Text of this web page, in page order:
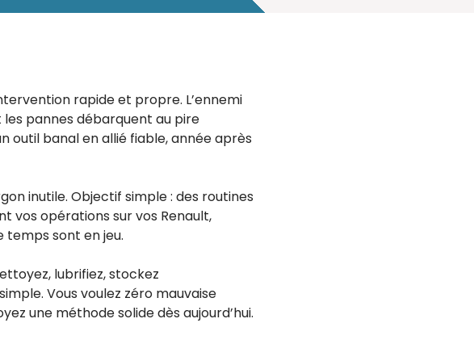
rapide et propre. L’ennemi
les pannes débarquent au pire
outil banal en allié fiable, année après
inutile. Objectif simple : des routines
vos opérations sur vos Renault,
temps sont en jeu.
lubrifiez, stockez
Vous voulez zéro mauvaise
une méthode solide dès aujourd’hui.